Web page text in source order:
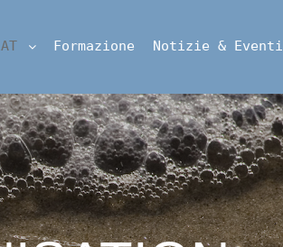
Formazione Notizie & Eventi